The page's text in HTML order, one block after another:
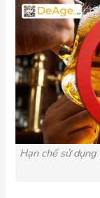
Hạn chế sử dụng